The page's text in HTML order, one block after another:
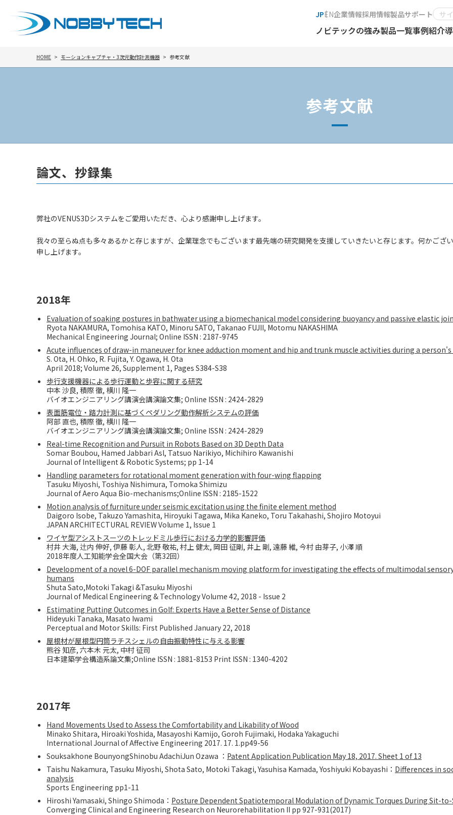
JPEN企業情報採用情報製品サポート
ノビテックの強み製品一覧事例紹介
HOME モーションキャプチャ・3次元動作計測機器 参考文献
参考文献
論文、抄録集
弊社のVENUS3Dシステムをご愛用いただき、心より感謝申し上げます。
我々の至らぬ点も多々あるかと存じますが、企業理念でもございます最先端の研究開発を支援していきたいと存じます。何かござ
申し上げます。
2018年
Evaluation of soaking postures in bathwater using a biomechanical model considering buoyancy and passive elastic
Ryota NAKAMURA, Tomohisa KATO, Minoru SATO, Takanao FUJII, Motomu NAKASHIMA
Mechanical Engineering Journal; Online ISSN : 2187-9745
Acute influences of draw-in maneuver for knee adduction moment and hip and trunk muscle activities during a
S. Ota, H. Ohko, R. Fujita, Y. Ogawa, H. Ota
April 2018; Volume 26, Supplement 1, Pages S384-S38
歩行支援機器による歩行運動と歩容に関する研究
中本 沙良, 積際 徹, 横川 隆一
バイオエンジニアリング講演会講演論文集; Online ISSN : 2424-2829
表面筋電位・踏力計測に基づくペダリング動作解析システムの評価
阿部 直也, 積際 徹, 横川 隆一
バイオエンジニアリング講演会講演論文集; Online ISSN : 2424-2829
Real-time Recognition and Pursuit in Robots Based on 3D Depth Data
Somar Boubou, Hamed Jabbari Asl, Tatsuo Narikiyo, Michihiro Kawanishi
Journal of Intelligent & Robotic Systems; pp 1-14
Handling parameters for rotational moment generation with four-wing flapping
Tasuku Miyoshi, Toshiya Nishimura, Tomoka Shimizu
Journal of Aero Aqua Bio-mechanisms;Online ISSN : 2185-1522
Motion analysis of furniture under seismic excitation using the finite element method
Daigoro Isobe, Takuzo Yamashita, Hiroyuki Tagawa, Mika Kaneko, Toru Takahashi, Shojiro Motoyui
JAPAN ARCHITECTURAL REVIEW Volume 1, Issue 1
ワイヤ型アシストスーツのトレッドミル歩行における力学的影響評価
村井 大海, 辻内 伸好, 伊藤 彰人, 北野 敬祐, 村上 健太, 岡田 征剛, 井上 剛, 遠藤 維, 今村 由芽子, 小澤 順
2018年度人工知能学会全国大会（第32回）
Development of a novel 6-DOF parallel mechanism moving platform for investigating the effects of multimodal
humans
Shuta Sato,Motoki Takagi &Tasuku Miyoshi
Journal of Medical Engineering & Technology Volume 42, 2018 - Issue 2
Estimating Putting Outcomes in Golf: Experts Have a Better Sense of Distance
Hideyuki Tanaka, Masato Iwami
Perceptual and Motor Skills: First Published January 22, 2018
屋根材が屋根型円筒ラチスシェルの自由振動特性に与える影響
熊谷 知彦, 六本木 元太, 中村 征司
日本建築学会構造系論文集;Online ISSN : 1881-8153 Print ISSN : 1340-4202
2017年
Hand Movements Used to Assess the Comfortability and Likability of Wood
Minako Shitara, Hiroaki Yoshida, Masayoshi Kamijo, Goroh Fujimaki, Hodaka Yakaguchi
International Journal of Affective Engineering 2017. 17. 1.pp49-56
Souksakhone BounyongShinobu AdachiJun Ozawa ： Patent Application Publication May 18, 2017. Sheet 1 of 13
Taishu Nakamura, Tasuku Miyoshi, Shota Sato, Motoki Takagi, Yasuhisa Kamada, Yoshiyuki Kobayashi： Differences in
analysis
Sports Engineering pp1-11
Hiroshi Yamasaki, Shingo Shimoda： Posture Dependent Spatiotemporal Modulation of Dynamic Torques During Sit-
Converging Clinical and Engineering Research on Neurorehabilitation II pp 927-931(2017)